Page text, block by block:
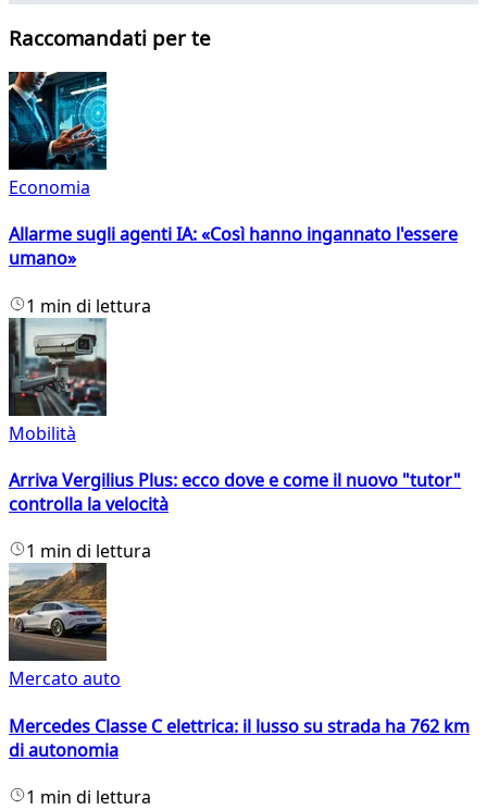
Raccomandati per te
Economia
Allarme sugli agenti IA: «Così hanno ingannato l'essere
umano»
1 min di lettura
Mobilità
Arriva Vergilius Plus: ecco dove e come il nuovo "tutor"
controlla la velocità
1 min di lettura
Mercato auto
Mercedes Classe C elettrica: il lusso su strada ha 762 km
di autonomia
1 min di lettura